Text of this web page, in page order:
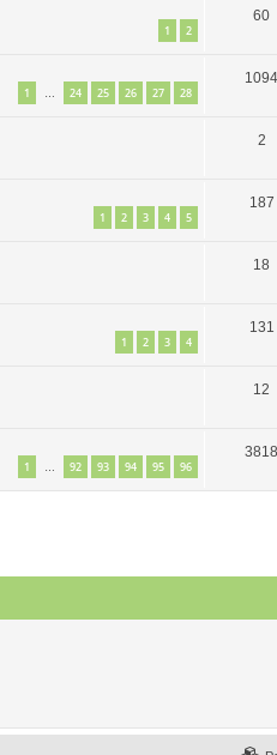
1 2
60
1 … 24 25 26 27 28
1094
2
1 2 3 4 5
187
18
1 2 3 4
131
12
1 … 92 93 94 95 96
3818